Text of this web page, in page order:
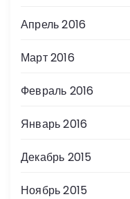
Апрель 2016
Март 2016
Февраль 2016
Январь 2016
Декабрь 2015
Ноябрь 2015